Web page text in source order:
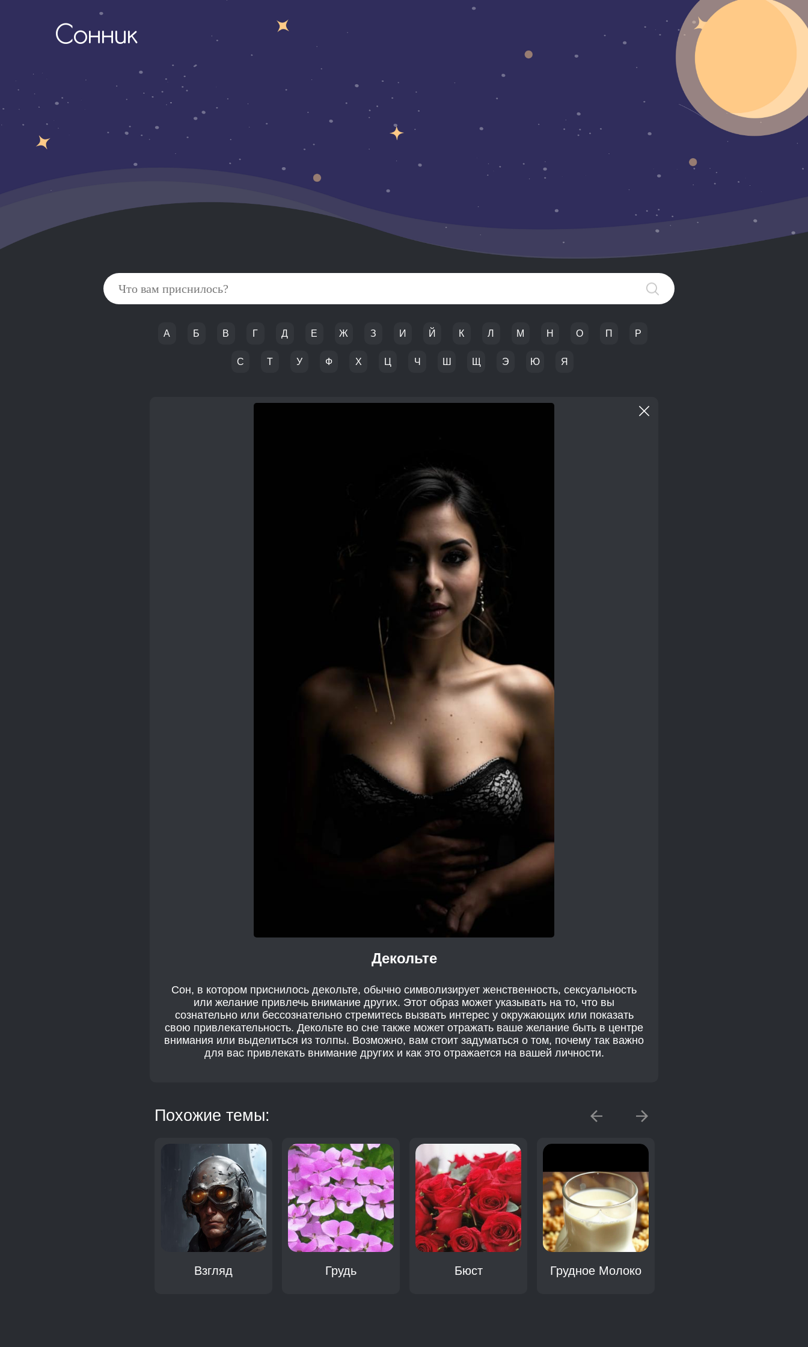
Сонник
А Б В Г Д Е Ж З И Й К Л М Н О П Р
С Т У Ф Х Ц Ч Ш Щ Э Ю Я
Декольте
Сон, в котором приснилось декольте, обычно символизирует женственность, сексуальность
или желание привлечь внимание других. Этот образ может указывать на то, что вы
сознательно или бессознательно стремитесь вызвать интерес у окружающих или показать
свою привлекательность. Декольте во сне также может отражать ваше желание быть в центре
внимания или выделиться из толпы. Возможно, вам стоит задуматься о том, почему так важно
для вас привлекать внимание других и как это отражается на вашей личности.
Похожие темы:
Взгляд Грудь Бюст Грудное Молоко